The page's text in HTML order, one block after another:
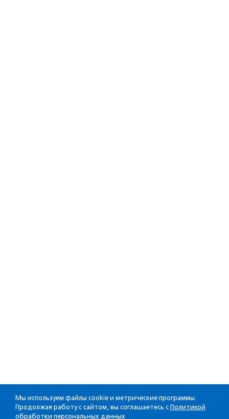
Мы используем файлы cookie и метрические программы.
Продолжая работу с сайтом, вы соглашаетесь с Политикой
обработки персональных данных